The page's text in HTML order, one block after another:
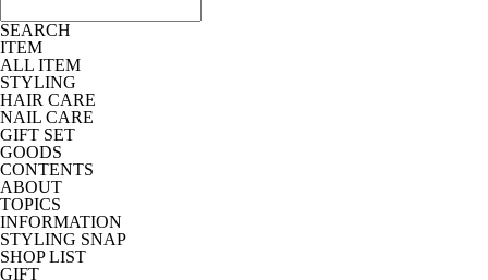
SEARCH
ITEM
ALL ITEM
STYLING
HAIR CARE
NAIL CARE
GIFT SET
GOODS
CONTENTS
ABOUT
TOPICS
INFORMATION
STYLING SNAP
SHOP LIST
GIFT